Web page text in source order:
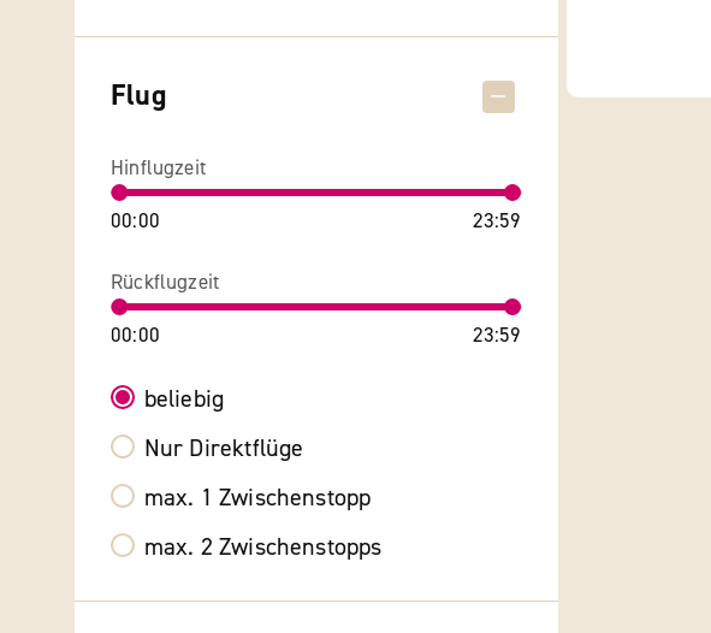
Flug
Hinflugzeit
00:00 23:59
Rückflugzeit
00:00 23:59
beliebig
Nur Direktflüge
max. 1 Zwischenstopp
max. 2 Zwischenstopps